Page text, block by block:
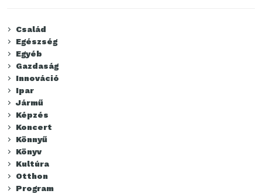
Család
Egészség
Egyéb
Gazdaság
Innováció
Ipar
Jármű
Képzés
Koncert
Könnyű
Könyv
Kultúra
Otthon
Program